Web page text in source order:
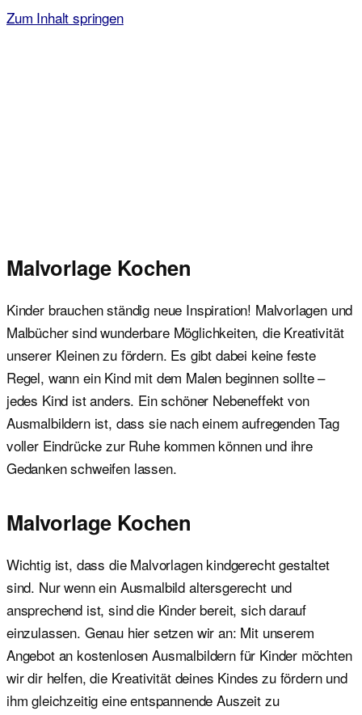
Zum Inhalt springen
Malvorlage Kochen
Kinder brauchen ständig neue Inspiration! Malvorlagen und
Malbücher sind wunderbare Möglichkeiten, die Kreativität
unserer Kleinen zu fördern. Es gibt dabei keine feste
Regel, wann ein Kind mit dem Malen beginnen sollte –
jedes Kind ist anders. Ein schöner Nebeneffekt von
Ausmalbildern ist, dass sie nach einem aufregenden Tag
voller Eindrücke zur Ruhe kommen können und ihre
Gedanken schweifen lassen.
Malvorlage Kochen
Wichtig ist, dass die Malvorlagen kindgerecht gestaltet
sind. Nur wenn ein Ausmalbild altersgerecht und
ansprechend ist, sind die Kinder bereit, sich darauf
einzulassen. Genau hier setzen wir an: Mit unserem
Angebot an kostenlosen Ausmalbildern für Kinder möchten
wir dir helfen, die Kreativität deines Kindes zu fördern und
ihm gleichzeitig eine entspannende Auszeit zu